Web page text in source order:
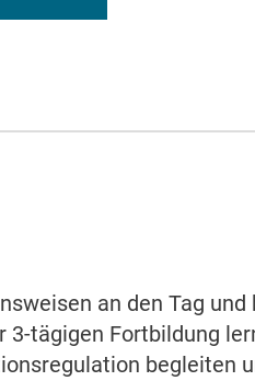
an den Tag
tägigen Fortbildung
begleiten